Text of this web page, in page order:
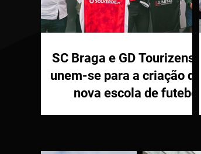
SC Braga e GD Tourizense
unem-se para a criação de
nova escola de futebol